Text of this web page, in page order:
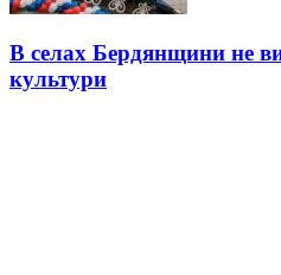
В селах Бердянщини не
культури